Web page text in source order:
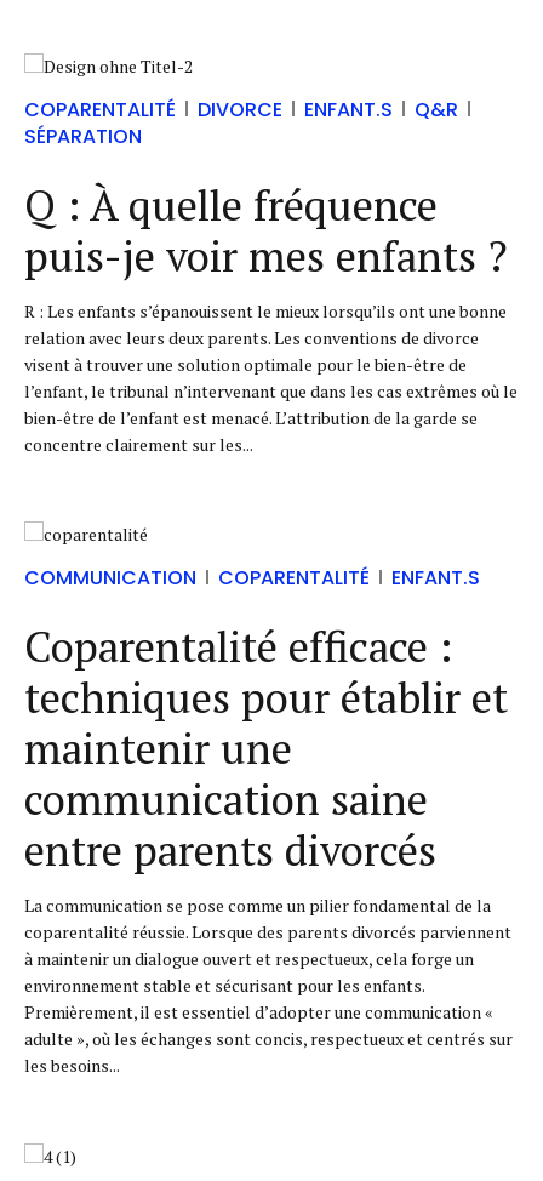
COPARENTALITÉ DIVORCE ENFANT.S
Q&R
SÉPARATION
Q : À quelle fréquence
puis-je voir mes enfants ?
R : Les enfants s’épanouissent le mieux lorsqu’ils ont une bonne
relation avec leurs deux parents. Les conventions de divorce
visent à trouver une solution optimale pour le bien-être de
l’enfant, le tribunal n’intervenant que dans les cas extrêmes où le
bien-être de l’enfant est menacé. L’attribution de la garde se
concentre clairement sur les...
COMMUNICATION COPARENTALITÉ ENFANT.S
Coparentalité efficace :
techniques pour établir et
maintenir une
communication saine
entre parents divorcés
La communication se pose comme un pilier fondamental de la
coparentalité réussie. Lorsque des parents divorcés parviennent
à maintenir un dialogue ouvert et respectueux, cela forge un
environnement stable et sécurisant pour les enfants.
Premièrement, il est essentiel d’adopter une communication «
adulte », où les échanges sont concis, respectueux et centrés sur
les besoins...